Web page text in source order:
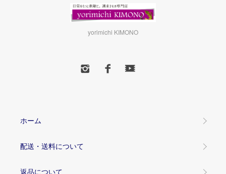
yorimichi KIMONO
ホーム
配送・送料について
返品について